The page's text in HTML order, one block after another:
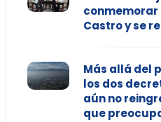
conmemorar
Castro y se
Más allá del
los dos
aún no
que